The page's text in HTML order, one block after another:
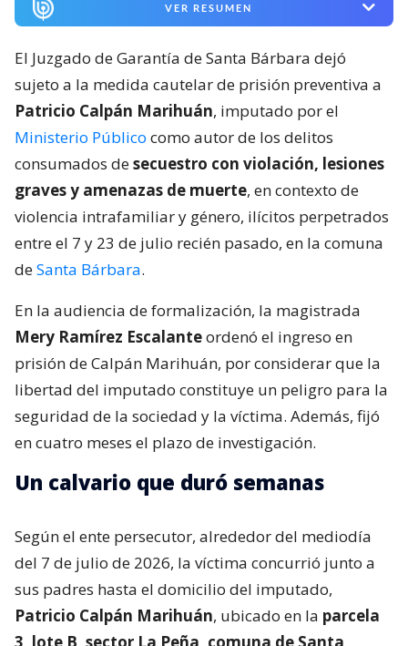
VER RESUMEN
El Juzgado de Garantía de Santa Bárbara dejó
sujeto a la medida cautelar de prisión preventiva a
Patricio Calpán Marihuán, imputado por el
Ministerio Público como autor de los delitos
consumados desecuestro con violación, lesiones
graves y amenazas de muerte, en contexto de
violencia intrafamiliar y género, ilícitos perpetrados
entre el 7 y 23 de julio recién pasado, en la comuna
deSanta Bárbara.
En la audiencia de formalización, la magistrada
Mery Ramírez Escalanteordenó el ingreso en
prisión de Calpán Marihuán, por considerar que la
libertad del imputado constituye un peligro para la
seguridad de la sociedad y la víctima. Además, fijó
en cuatro meses el plazo de investigación.
Un calvario que duró semanas
Según el ente persecutor, alrededor del mediodía
del 7 de julio de 2026, la víctima concurrió junto a
sus padres hasta el domicilio del imputado,
Patricio Calpán Marihuán, ubicado en la parcela
3, lote B, sector La Peña, comuna de Santa